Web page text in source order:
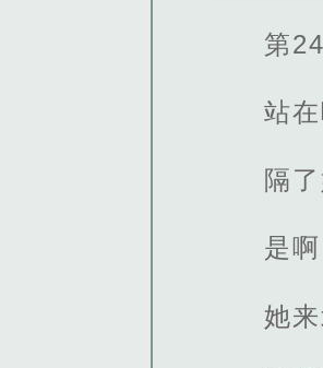
第
站
隔
是
她